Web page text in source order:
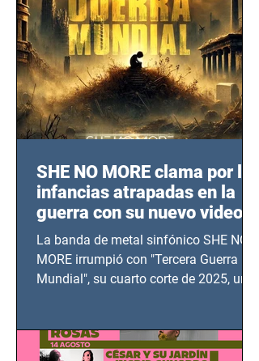
SHE NO MORE clama por las
infancias atrapadas en la
guerra con su nuevo video
TERCERA GUERRA
MUNDIAL
La banda de metal sinfónico SHE NO
MORE irrumpió con "Tercera Guerra
Mundial", su cuarto corte de 2025, un
bélicos.